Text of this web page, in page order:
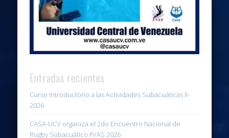
Entradas recientes
Curso Introductorio a las Actividades Subacuáticas II-
2026
CASA-UCV organiza el 2do Encuentro Nacional de
Rugby Subacuático FVAS 2026